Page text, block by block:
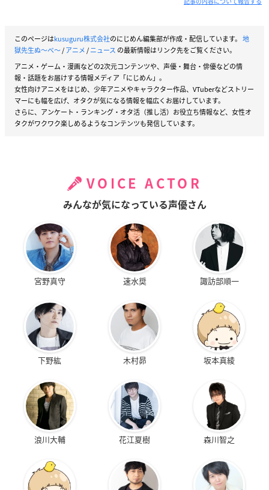
このページはkusuguru株式会社のにじめん編集部が作成・配信しています。 地
獄先生ぬ〜べ〜/アニメ/ニュース の最新情報はリンク先をご覧ください。
アニメ・ゲーム・漫画などの2次元コンテンツや、声優・舞台・俳優などの情
報・話題をお届けする情報メディア「にじめん」。
女性向けアニメをはじめ、少年アニメやキャラクター作品、VTuberなどストリー
マーにも幅を広げ、オタクが気になる情報を幅広くお届けしています。
さらに、アンケート・ランキング・オタ活（推し活）お役立ち情報など、女性オ
タクがワクワク楽しめるようなコンテンツも発信しています。
VOICE ACTOR
みんなが気になっている声優さん
宮野真守 速水奨 諏訪部順一
下野紘 木村昴 坂本真綾
浪川大輔 花江夏樹 森川智之